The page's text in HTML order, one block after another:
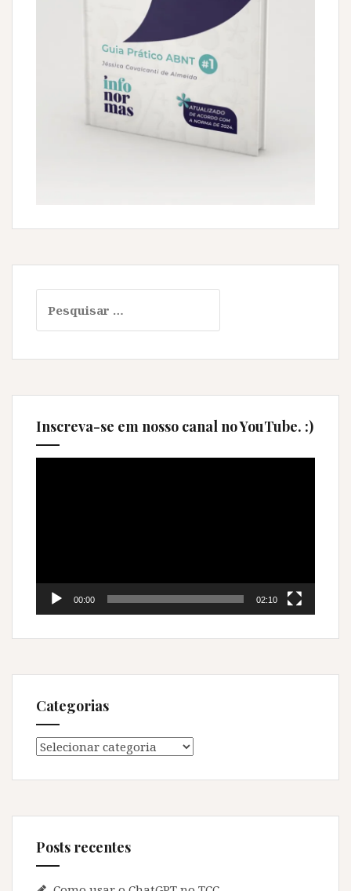
por:
Inscreva-se em nosso canal no YouTube. :)
00:00 02:10
Categorias
Categorias
Posts recentes